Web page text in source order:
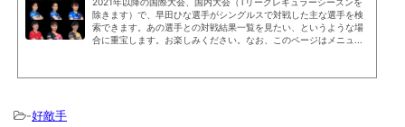
除きます）で、早田ひな選手がシングルスで対戦した主な選手を検
索できます。あの選手との対戦結果一覧を見たい、というような場
合に重宝します。お楽しみください。なお、このページはメニュ...
-好敵手